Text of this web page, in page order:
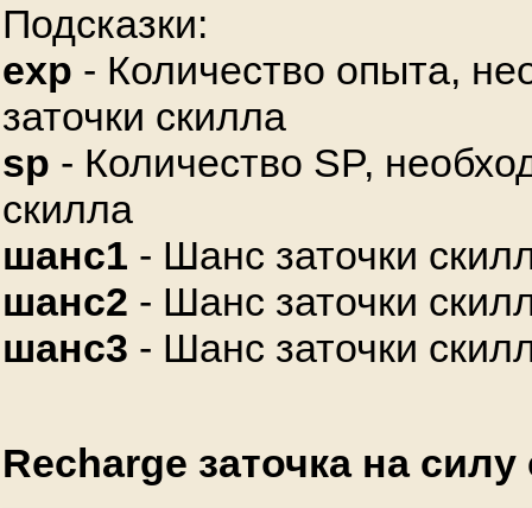
Подсказки:
exp - Количество опыта,
заточки скилла
sp - Количество SP,
скилла
шанс1 - Шанс заточки
шанс2 - Шанс заточки
шанс3 - Шанс заточки
Recharge заточка на силу